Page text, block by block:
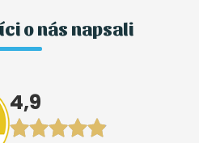
o nás napsali
4,9